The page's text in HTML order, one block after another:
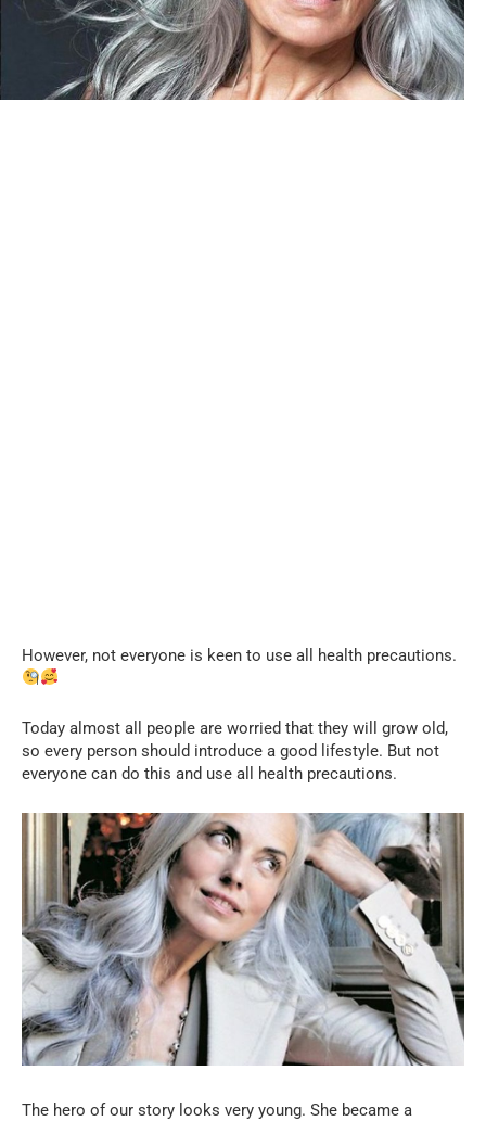
However, not everyone is keen to use all health precautions.
Today almost all people are worried that they will grow old,
so every person should introduce a good lifestyle. But not
everyone can do this and use all health precautions.
The hero of our story looks very young. She became a